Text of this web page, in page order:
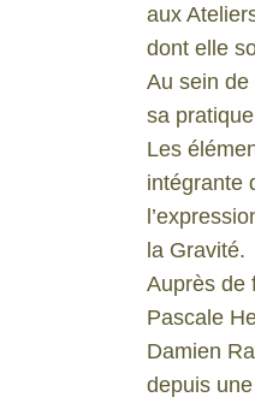
aux
dont elle
Au sein
sa
Les
intégrante
la Gravité.
Auprès de
Pascale
Damien
depuis